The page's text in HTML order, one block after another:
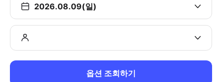
2026.08.09(일)
옵션 조회하기